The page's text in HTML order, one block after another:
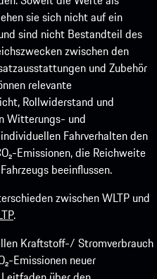
sie sich nicht auf ein
sind nicht Bestandteil des
zwischen den
und Zubehör
relevante
Rollwiderstand und
Witterungs- und
Fahrverhalten den
Emissionen, die Reichweite
beeinflussen.
zwischen WLTP und
.
Kraftstoff-/ Stromverbrauch
Emissionen neuer